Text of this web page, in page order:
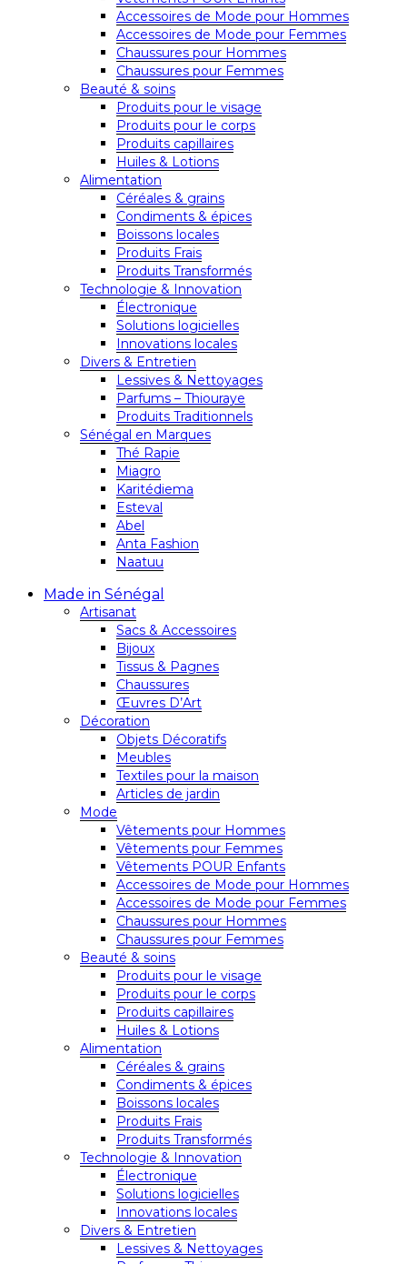
Accessoires de Mode pour Hommes
Accessoires de Mode pour Femmes
Chaussures pour Hommes
Chaussures pour Femmes
Beauté & soins
Produits pour le visage
Produits pour le corps
Produits capillaires
Huiles & Lotions
Alimentation
Céréales & grains
Condiments & épices
Boissons locales
Produits Frais
Produits Transformés
Technologie & Innovation
Électronique
Solutions logicielles
Innovations locales
Divers & Entretien
Lessives & Nettoyages
Parfums – Thiouraye
Produits Traditionnels
Sénégal en Marques
Thé Rapie
Miagro
Karitédiema
Esteval
Abel
Anta Fashion
Naatuu
Made in Sénégal
Artisanat
Sacs & Accessoires
Bijoux
Tissus & Pagnes
Chaussures
Œuvres D’Art
Décoration
Objets Décoratifs
Meubles
Textiles pour la maison
Articles de jardin
Mode
Vêtements pour Hommes
Vêtements pour Femmes
Vêtements POUR Enfants
Accessoires de Mode pour Hommes
Accessoires de Mode pour Femmes
Chaussures pour Hommes
Chaussures pour Femmes
Beauté & soins
Produits pour le visage
Produits pour le corps
Produits capillaires
Huiles & Lotions
Alimentation
Céréales & grains
Condiments & épices
Boissons locales
Produits Frais
Produits Transformés
Technologie & Innovation
Électronique
Solutions logicielles
Innovations locales
Divers & Entretien
Lessives & Nettoyages